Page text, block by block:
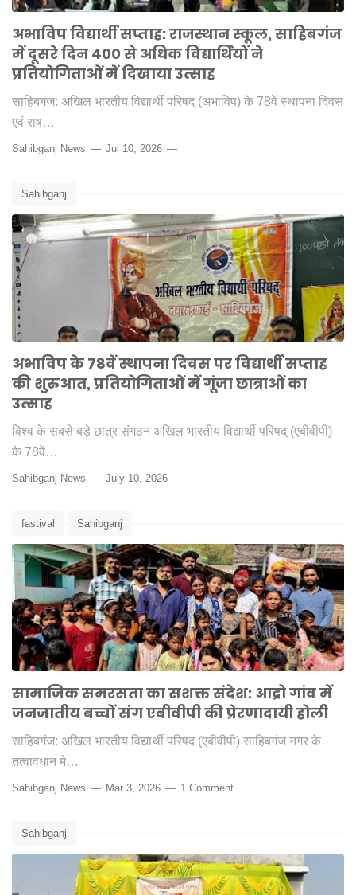
अभाविप विद्यार्थी सप्ताह: राजस्थान स्कूल, साहिबगंज
में दूसरे दिन 400 से अधिक विद्यार्थियों ने
प्रतियोगिताओं में दिखाया उत्साह
साहिबगंज: अखिल भारतीय विद्यार्थी परिषद् (अभाविप) के 78वें स्थापना दिवस
एवं राष…
Sahibganj News Jul 10, 2026
Sahibganj
अभाविप के 78वें स्थापना दिवस पर विद्यार्थी सप्ताह
की शुरुआत, प्रतियोगिताओं में गूंजा छात्राओं का
उत्साह
विश्व के सबसे बड़े छात्र संगठन अखिल भारतीय विद्यार्थी परिषद् (एबीवीपी)
के 78वें…
Sahibganj News July 10, 2026
fastival Sahibganj
सामाजिक समरसता का सशक्त संदेश: आद्रो गांव में
जनजातीय बच्चों संग एबीवीपी की प्रेरणादायी होली
साहिबगंज: अखिल भारतीय विद्यार्थी परिषद (एबीवीपी) साहिबगंज नगर के
तत्वावधान मे…
Sahibganj News Mar 3, 2026 1 Comment
Sahibganj